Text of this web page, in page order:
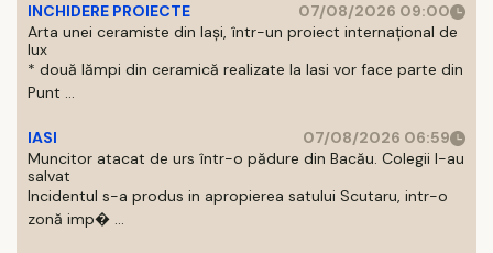
INCHIDERE PROIECTE
07/08/2026 09:00
Arta unei ceramiste din Iași, într-un proiect internațional de
lux
* două lămpi din ceramică realizate la Iasi vor face parte din
Punt ...
IASI
07/08/2026 06:59
Muncitor atacat de urs într-o pădure din Bacău. Colegii l-au
salvat
Incidentul s-a produs in apropierea satului Scutaru, intr-o
zonă imp� ...